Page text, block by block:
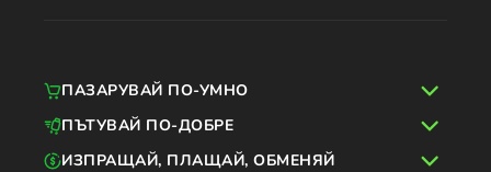
ПАЗАРУВАЙ ПО-УМНО
ПЪТУВАЙ ПО-ДОБРЕ
ИЗПРАЩАЙ, ПЛАЩАЙ, ОБМЕНЯЙ